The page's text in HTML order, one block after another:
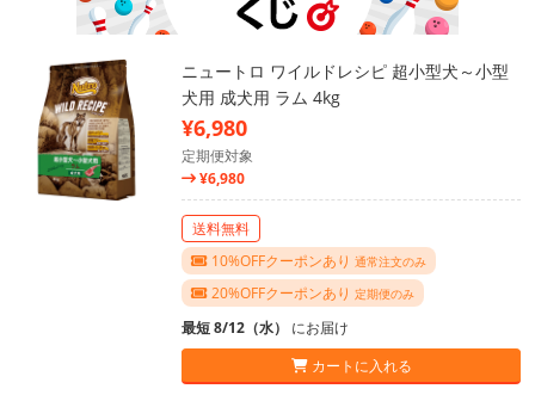
ニュートロ ワイルドレシピ 超小型犬～小型
犬用 成犬用 ラム 4kg
¥6,980
定期便対象
¥6,980
送料無料
10%OFFクーポンあり 通常注文のみ
20%OFFクーポンあり 定期便のみ
最短 8/12（水） にお届け
カートに入れる